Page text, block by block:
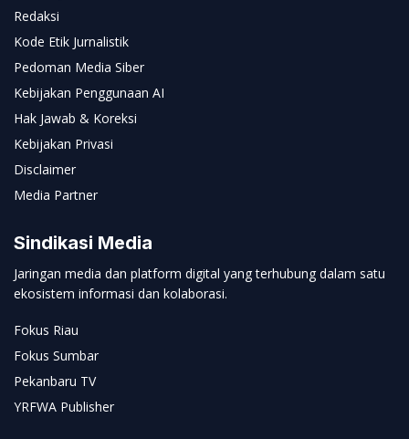
Redaksi
Kode Etik Jurnalistik
Pedoman Media Siber
Kebijakan Penggunaan AI
Hak Jawab & Koreksi
Kebijakan Privasi
Disclaimer
Media Partner
Sindikasi Media
Jaringan media dan platform digital yang terhubung dalam satu
ekosistem informasi dan kolaborasi.
Fokus Riau
Fokus Sumbar
Pekanbaru TV
YRFWA Publisher